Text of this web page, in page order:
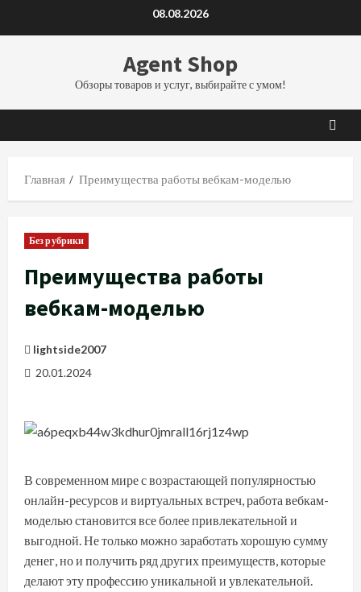
08.08.2026
Agent Shop
Обзоры товаров и услуг, выбирайте с умом!
Главная Преимущества работы вебкам-моделью
Без рубрики
Преимущества работы
вебкам-моделью
lightside2007
20.01.2024
В современном мире с возрастающей популярностью
онлайн-ресурсов и виртуальных встреч, работа вебкам-
моделью становится все более привлекательной и
выгодной. Не только можно заработать хорошую сумму
денег, но и получить ряд других преимуществ, которые
делают эту профессию уникальной и увлекательной.